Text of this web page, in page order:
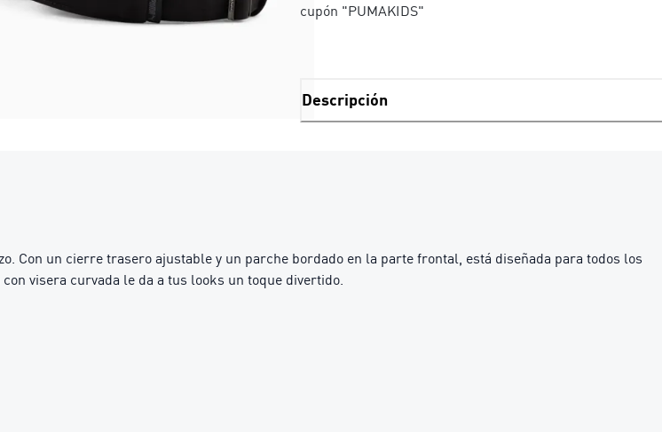
cupón "PUMAKIDS"
Descripción
Con un cierre trasero ajustable y un parche bordado en la parte frontal, está diseñada para todos los
visera curvada le da a tus looks un toque divertido.